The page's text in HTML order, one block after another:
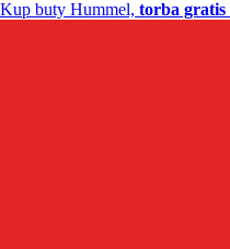
Kup buty Hummel, torba gratis